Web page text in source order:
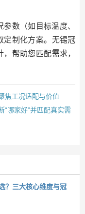
数（如目标温度、
定制化方案。无锡冠
帮助您匹配需求，
焦工况适配与价值
“哪家好”并匹配真实需
？三大核心维度与冠